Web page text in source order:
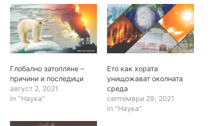
Глобално затопляне –
причини и последици
август 2, 2021
In "Наука"
Ето как хората
унищожават околната
среда
септември 29, 2021
In "Наука"